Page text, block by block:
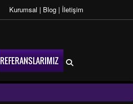
Kurumsal | Blog | İletişim
REFERANSLARIMIZ